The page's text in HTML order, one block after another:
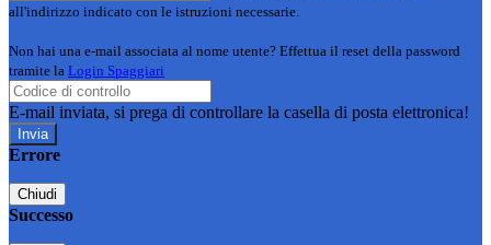
all'indirizzo indicato con le istruzioni necessarie.
Non hai una e-mail associata al nome utente? Effettua il reset della password
tramite la Login Spaggiari
E-mail inviata, si prega di controllare la casella di posta elettronica!
Errore
Chiudi
Successo